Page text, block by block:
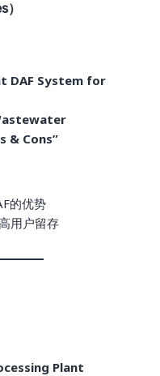
DAF System for
& Cons”
的优势
用户留存
Plant